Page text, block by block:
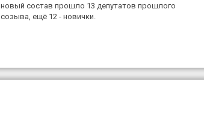
новый состав прошло 13 депутатов прошлого
созыва, ещё 12 - новички.